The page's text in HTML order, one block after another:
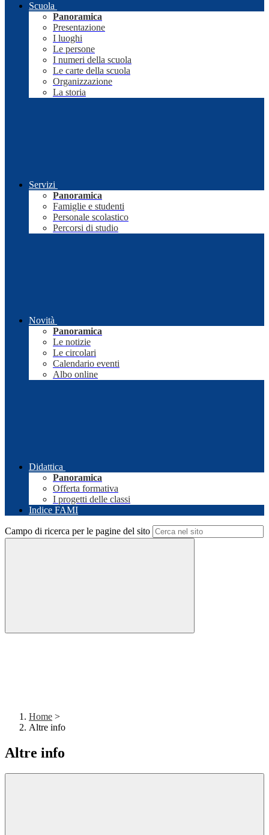
Scuola
Panoramica
Presentazione
I luoghi
Le persone
I numeri della scuola
Le carte della scuola
Organizzazione
La storia
Servizi
Panoramica
Famiglie e studenti
Personale scolastico
Percorsi di studio
Novità
Panoramica
Le notizie
Le circolari
Calendario eventi
Albo online
Didattica
Panoramica
Offerta formativa
I progetti delle classi
Indice FAMI
Campo di ricerca per le pagine del sito
Home >
Altre info
Altre info